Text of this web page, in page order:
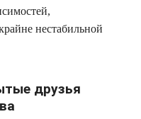
нестабильной
друзья